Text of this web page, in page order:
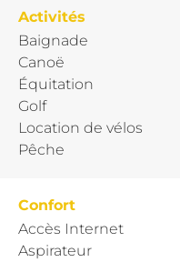
Activités
Baignade
Canoë
Équitation
Golf
Location de vélos
Pêche
Confort
Accès Internet
Aspirateur